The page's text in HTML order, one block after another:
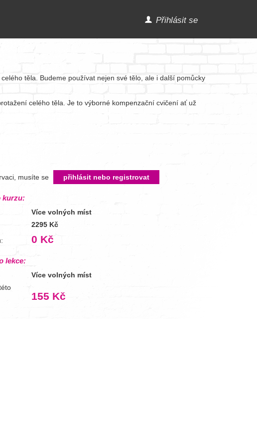
Přihlásit se
těla. Budeme používat nejen své tělo, ale i další pomůcky
celého těla. Je to výborné kompenzační cvičení ať už
musíte se přihlásit nebo registrovat
kurzu:
Více volných míst
2295 Kč
0 Kč
lekce:
Více volných míst
155 Kč